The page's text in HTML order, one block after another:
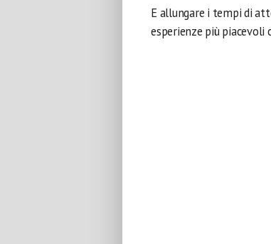
E allungare i tempi di
esperienze più piacevoli